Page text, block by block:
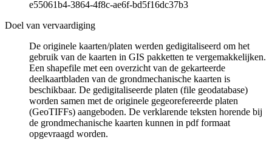
e55061b4-3864-4f8c-ae6f-bd5f16dc37b3
Doel van vervaardiging
De originele kaarten/platen werden gedigitaliseerd om het
gebruik van de kaarten in GIS pakketten te vergemakkelijken.
Een shapefile met een overzicht van de gekarteerde
deelkaartbladen van de grondmechanische kaarten is
beschikbaar. De gedigitaliseerde platen (file geodatabase)
worden samen met de originele gegeorefereerde platen
(GeoTIFFs) aangeboden. De verklarende teksten horende bij
de grondmechanische kaarten kunnen in pdf formaat
opgevraagd worden.